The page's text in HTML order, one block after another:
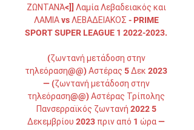
ΖΩΝΤΑΝΆ<]] Λαμία Λεβαδειακός και
ΛΑΜΙΑ vs ΛΕΒΑΔΕΙΑΚΟΣ - PRIME
SPORT SUPER LEAGUE 1 2022-2023.
(ζωντανή μετάδοση στην
τηλεόραση@@) Αστέρας 5 Δεκ 2023
— (ζωντανή μετάδοση στην
τηλεόραση@@) Αστέρας Τρίπολης
Πανσερραϊκός ζωντανή 2022 5
Δεκεμβρίου 2023 πριν από 1 ώρα —